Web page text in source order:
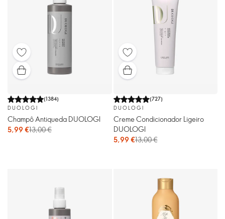
(1384)
DUOLOGI
Champô Antiqueda DUOLOGI
5,99 €13,00 €
(727)
DUOLOGI
Creme Condicionador Ligeiro
DUOLOGI
5,99 €13,00 €